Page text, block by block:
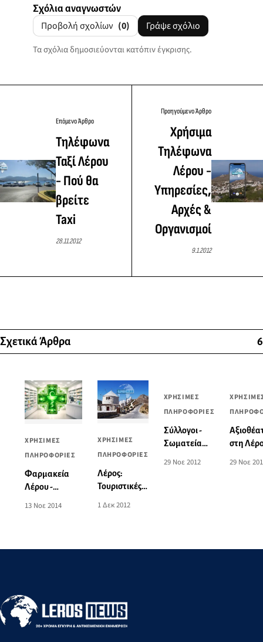
Σχόλια αναγνωστών
Προβολή σχολίων (0) Γράψε σχόλιο
Τα σχόλια δημοσιεύονται κατόπιν έγκρισης.
Επόμενο Άρθρο
Τηλέφωνα
Ταξί Λέρου
- Πού θα
βρείτε
Taxi
28.11.2012
Προηγούμενο Άρθρο
Χρήσιμα
Τηλέφωνα
Λέρου -
Υπηρεσίες,
Αρχές &
Οργανισμοί
9.1.2012
Σχετικά Άρθρα 6
ΧΡΗΣΙΜΕΣ
ΠΛΗΡΟΦΟΡΙΕΣ
Φαρμακεία
Λέρου -
13 Νοε 2014
ΧΡΗΣΙΜΕΣ
ΠΛΗΡΟΦΟΡΙΕΣ
Λέρος:
Τουριστικές
1 Δεκ 2012
ΧΡΗΣΙΜΕΣ
ΠΛΗΡΟΦΟΡΙΕΣ
Σύλλογοι -
Σωματεία
29 Νοε 2012
στη
29 Νοε